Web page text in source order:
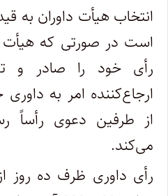
‌انتخاب هیأت داوران به
است در صورتی که هیأت
رأی خود را صادر و
ارجاع‌کننده امر به
از طرفین دعوی رأساً
می‌کند.
‌رأی داوری ظرف ده روز